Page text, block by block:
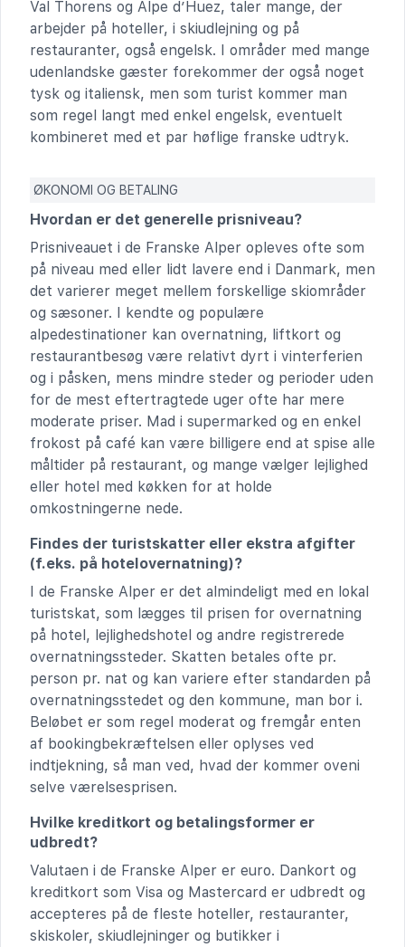
Val Thorens og Alpe d’Huez, taler mange, der
arbejder på hoteller, i skiudlejning og på
restauranter, også engelsk. I områder med mange
udenlandske gæster forekommer der også noget
tysk og italiensk, men som turist kommer man
som regel langt med enkel engelsk, eventuelt
kombineret med et par høflige franske udtryk.
ØKONOMI OG BETALING
Hvordan er det generelle prisniveau?
Prisniveauet i de Franske Alper opleves ofte som
på niveau med eller lidt lavere end i Danmark, men
det varierer meget mellem forskellige skiområder
og sæsoner. I kendte og populære
alpedestinationer kan overnatning, liftkort og
restaurantbesøg være relativt dyrt i vinterferien
og i påsken, mens mindre steder og perioder uden
for de mest eftertragtede uger ofte har mere
moderate priser. Mad i supermarked og en enkel
frokost på café kan være billigere end at spise alle
måltider på restaurant, og mange vælger lejlighed
eller hotel med køkken for at holde
omkostningerne nede.
Findes der turistskatter eller ekstra afgifter
(f.eks. på hotelovernatning)?
I de Franske Alper er det almindeligt med en lokal
turistskat, som lægges til prisen for overnatning
på hotel, lejlighedshotel og andre registrerede
overnatningssteder. Skatten betales ofte pr.
person pr. nat og kan variere efter standarden på
overnatningsstedet og den kommune, man bor i.
Beløbet er som regel moderat og fremgår enten
af bookingbekræftelsen eller oplyses ved
indtjekning, så man ved, hvad der kommer oveni
selve værelsesprisen.
Hvilke kreditkort og betalingsformer er
udbredt?
Valutaen i de Franske Alper er euro. Dankort og
kreditkort som Visa og Mastercard er udbredt og
accepteres på de fleste hoteller, restauranter,
skiskoler, skiudlejninger og butikker i